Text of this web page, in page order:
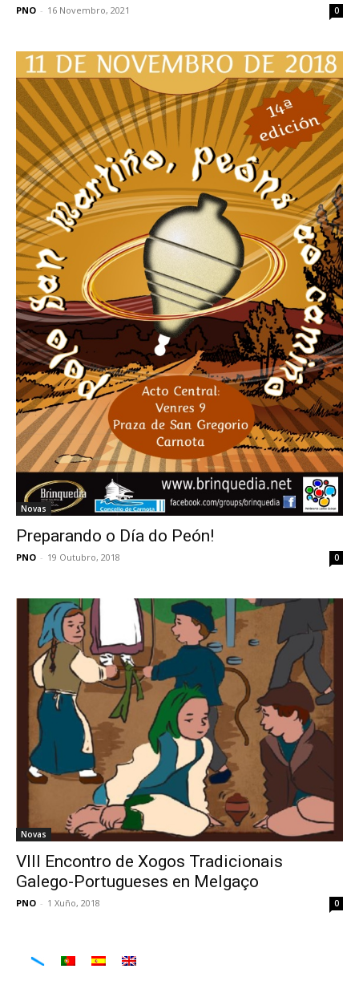
PNO - 16 Novembro, 2021 0
Novas
Preparando o Día do Peón!
PNO - 19 Outubro, 2018 0
Novas
VIII Encontro de Xogos Tradicionais
Galego-Portugueses en Melgaço
PNO - 1 Xuño, 2018 0